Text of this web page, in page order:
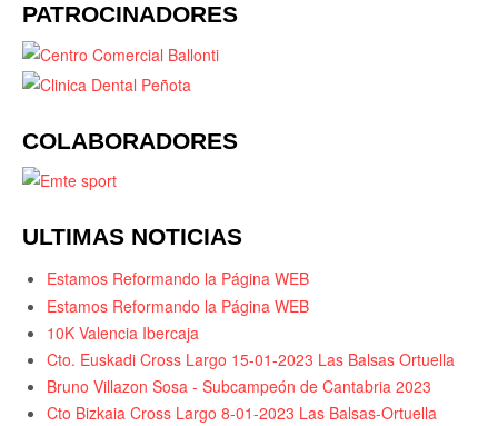
PATROCINADORES
COLABORADORES
ULTIMAS NOTICIAS
Estamos Reformando la Página WEB
Estamos Reformando la Página WEB
10K Valencia Ibercaja
Cto. Euskadi Cross Largo 15-01-2023 Las Balsas Ortuella
Bruno Villazon Sosa - Subcampeón de Cantabria 2023
Cto Bizkaia Cross Largo 8-01-2023 Las Balsas-Ortuella